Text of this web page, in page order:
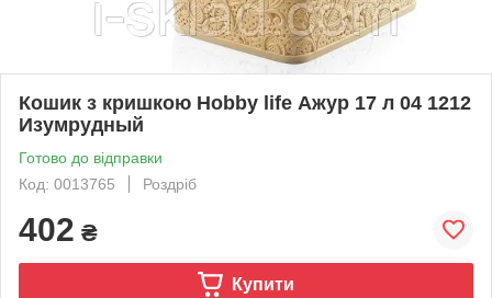
Кошик з кришкою Hobby life Ажур 17 л 04 1212
Изумрудный
Готово до відправки
Код: 0013765
Роздріб
402 ₴
Купити